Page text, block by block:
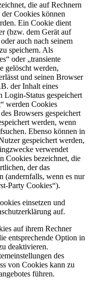
die auf Rechnern
Cookies können
Ein Cookie dient
(bzw. dem Gerät auf
auch nach seinem
speichern. Als
oder „transiente
gelöscht werden,
und seinen Browser
der Inhalt eines
Login-Status gespeichert
werden Cookies
Browsers gespeichert
werden, wenn
Ebenso können in
gespeichert werden,
verwendet
Cookies bezeichnet, die
der das
(andernfalls, wenn es nur
Party Cookies“).
einsetzen und
auf.
auf ihrem Rechner
entsprechende Option in
deaktivieren.
des
von Cookies kann zu
führen.